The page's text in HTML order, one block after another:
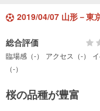
2019/04/07 山形－東
総合評価
臨場感（-） アクセス（-）
（-）
桜の品種が豊富